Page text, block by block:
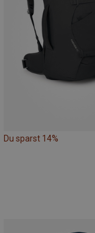
Du sparst 14%